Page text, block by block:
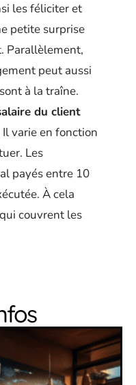
les féliciter et
petite surprise
Parallèlement,
peut aussi
à la traîne.
du client
Il varie en fonction
Les
payés entre 10
À cela
couvrent les